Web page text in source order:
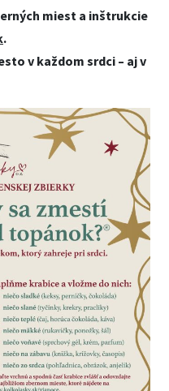
miest a inštrukcie
.
v každom srdci – aj v